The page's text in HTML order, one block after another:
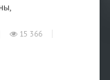
15 366